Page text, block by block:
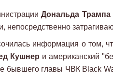
Дональда Трампа
непосредственно
информация о том,
Кушнер и американский
бывшего главы ЧВК Black